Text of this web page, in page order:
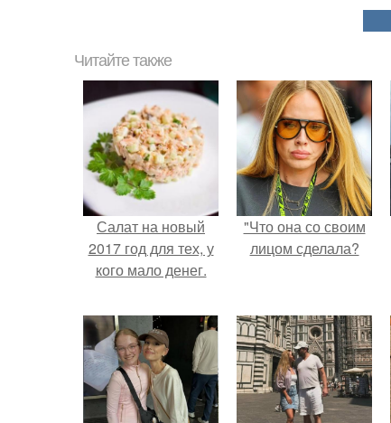
Читайте также
Салат на новый
2017 год для тех, у
кого мало денег.
"Что она со своим
лицом сделала?